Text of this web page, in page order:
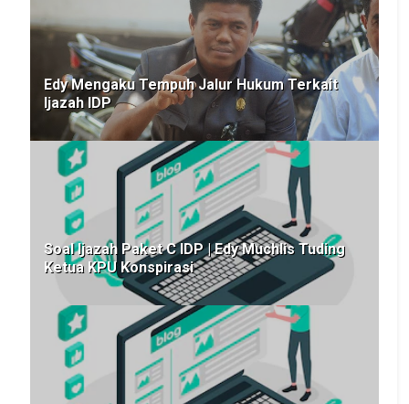
Edy Mengaku Tempuh Jalur Hukum Terkait
Ijazah IDP
Soal Ijazah Paket C IDP | Edy Muchlis Tuding
Ketua KPU Konspirasi